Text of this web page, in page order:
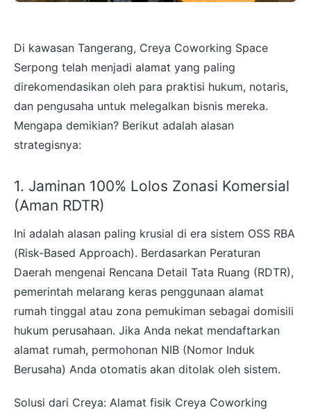
Di kawasan Tangerang, Creya Coworking Space
Serpong telah menjadi alamat yang paling
direkomendasikan oleh para praktisi hukum, notaris,
dan pengusaha untuk melegalkan bisnis mereka.
Mengapa demikian? Berikut adalah alasan
strategisnya:
1. Jaminan 100% Lolos Zonasi Komersial
(Aman RDTR)
Ini adalah alasan paling krusial di era sistem OSS RBA
(Risk-Based Approach). Berdasarkan Peraturan
Daerah mengenai Rencana Detail Tata Ruang (RDTR),
pemerintah melarang keras penggunaan alamat
rumah tinggal atau zona pemukiman sebagai domisili
hukum perusahaan. Jika Anda nekat mendaftarkan
alamat rumah, permohonan NIB (Nomor Induk
Berusaha) Anda otomatis akan ditolak oleh sistem.
Solusi dari Creya: Alamat fisik Creya Coworking